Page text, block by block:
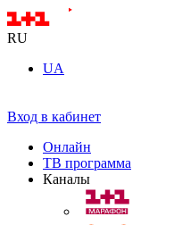
RU
UA
Вход в кабинет
Онлайн
ТВ программа
Каналы